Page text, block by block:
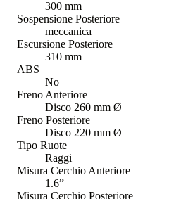
300 mm
Sospensione Posteriore
meccanica
Escursione Posteriore
310 mm
ABS
No
Freno Anteriore
Disco 260 mm Ø
Freno Posteriore
Disco 220 mm Ø
Tipo Ruote
Raggi
Misura Cerchio Anteriore
1.6”
Misura Cerchio Posteriore